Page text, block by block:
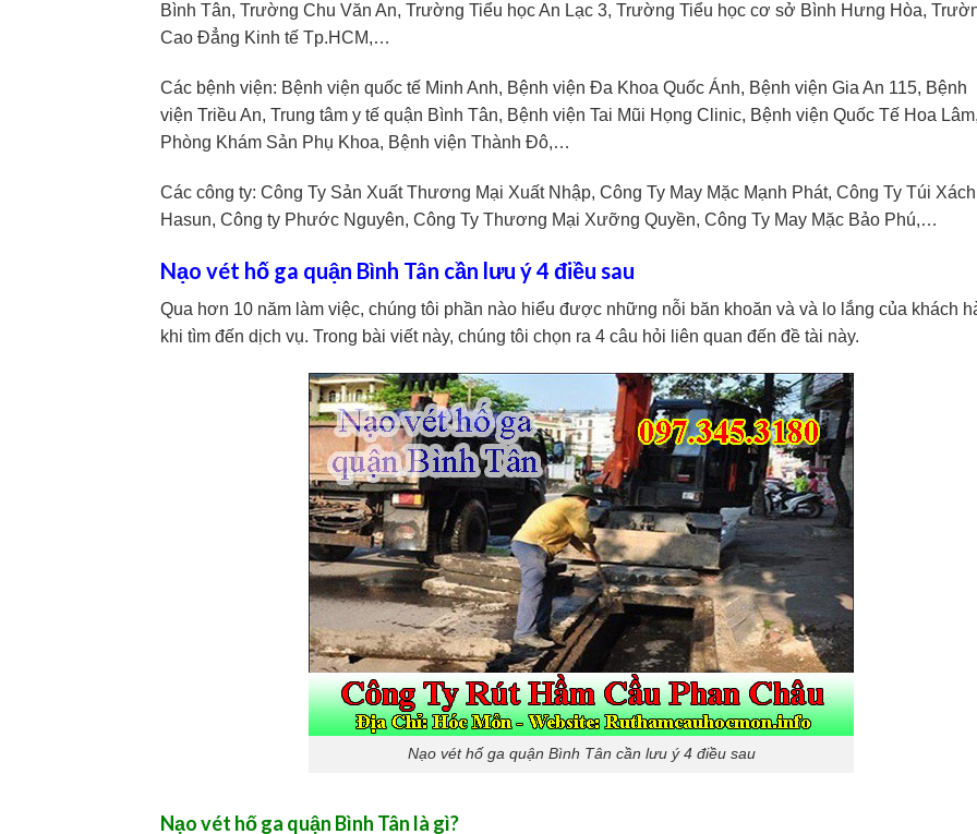
Bình Tân, Trường Chu Văn An, Trường Tiểu học An Lạc 3, Trường Tiểu học cơ sở Bình Hưng Hòa,
Cao Đẳng Kinh tế Tp.HCM,…
Các bệnh viện: Bệnh viện quốc tế Minh Anh, Bệnh viện Đa Khoa Quốc Ánh, Bệnh viện Gia An 115, Bệnh
viện Triều An, Trung tâm y tế quận Bình Tân, Bệnh viện Tai Mũi Họng Clinic, Bệnh viện Quốc Tế Hoa
Phòng Khám Sản Phụ Khoa, Bệnh viện Thành Đô,…
Các công ty: Công Ty Sản Xuất Thương Mại Xuất Nhập, Công Ty May Mặc Mạnh Phát, Công Ty Túi Xách
Hasun, Công ty Phước Nguyên, Công Ty Thương Mại Xưỡng Quyền, Công Ty May Mặc Bảo Phú,…
Nạo vét hố ga quận Bình Tân cần lưu ý 4 điều sau
Qua hơn 10 năm làm việc, chúng tôi phần nào hiểu được những nỗi băn khoăn và và lo lắng của khách
khi tìm đến dịch vụ. Trong bài viết này, chúng tôi chọn ra 4 câu hỏi liên quan đến đề tài này.
Nạo vét hố ga quận Bình Tân cần lưu ý 4 điều sau
Nạo vét hố ga quận Bình Tân là gì?